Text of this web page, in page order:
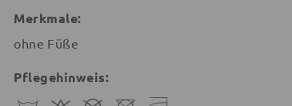
Merkmale:
ohne Füße
Pflegehinweis: